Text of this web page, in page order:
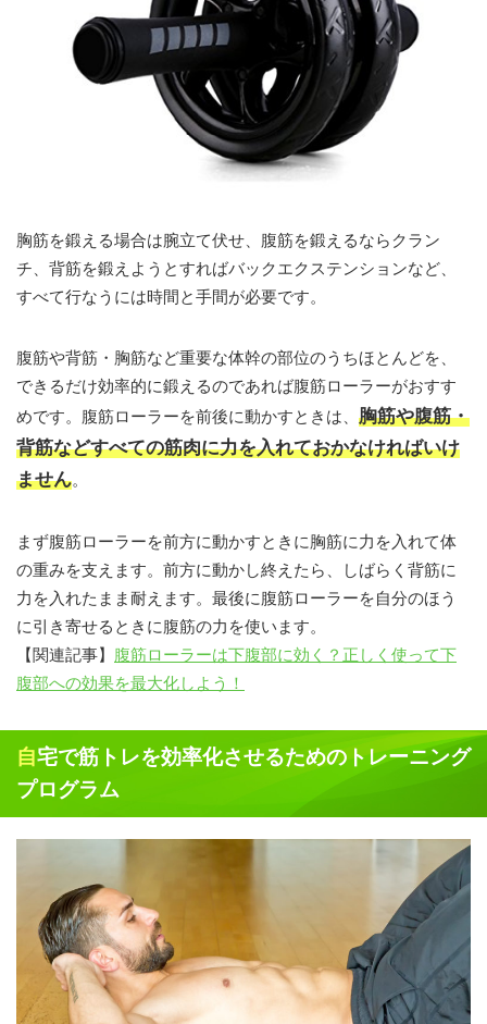
胸筋を鍛える場合は腕立て伏せ、腹筋を鍛えるならクラン
チ、背筋を鍛えようとすればバックエクステンションなど、
すべて行なうには時間と手間が必要です。
腹筋や背筋・胸筋など重要な体幹の部位のうちほとんどを、
できるだけ効率的に鍛えるのであれば腹筋ローラーがおすす
めです。腹筋ローラーを前後に動かすときは、 胸筋や腹筋・
背筋などすべての筋肉に力を入れておかなければいけ
ません。
まず腹筋ローラーを前方に動かすときに胸筋に力を入れて体
の重みを支えます。前方に動かし終えたら、しばらく背筋に
力を入れたまま耐えます。最後に腹筋ローラーを自分のほう
に引き寄せるときに腹筋の力を使います。
【関連記事】 腹筋ローラーは下腹部に効く？正しく使って下
腹部への効果を最大化しよう！
自宅で筋トレを効率化させるためのトレーニング
プログラム